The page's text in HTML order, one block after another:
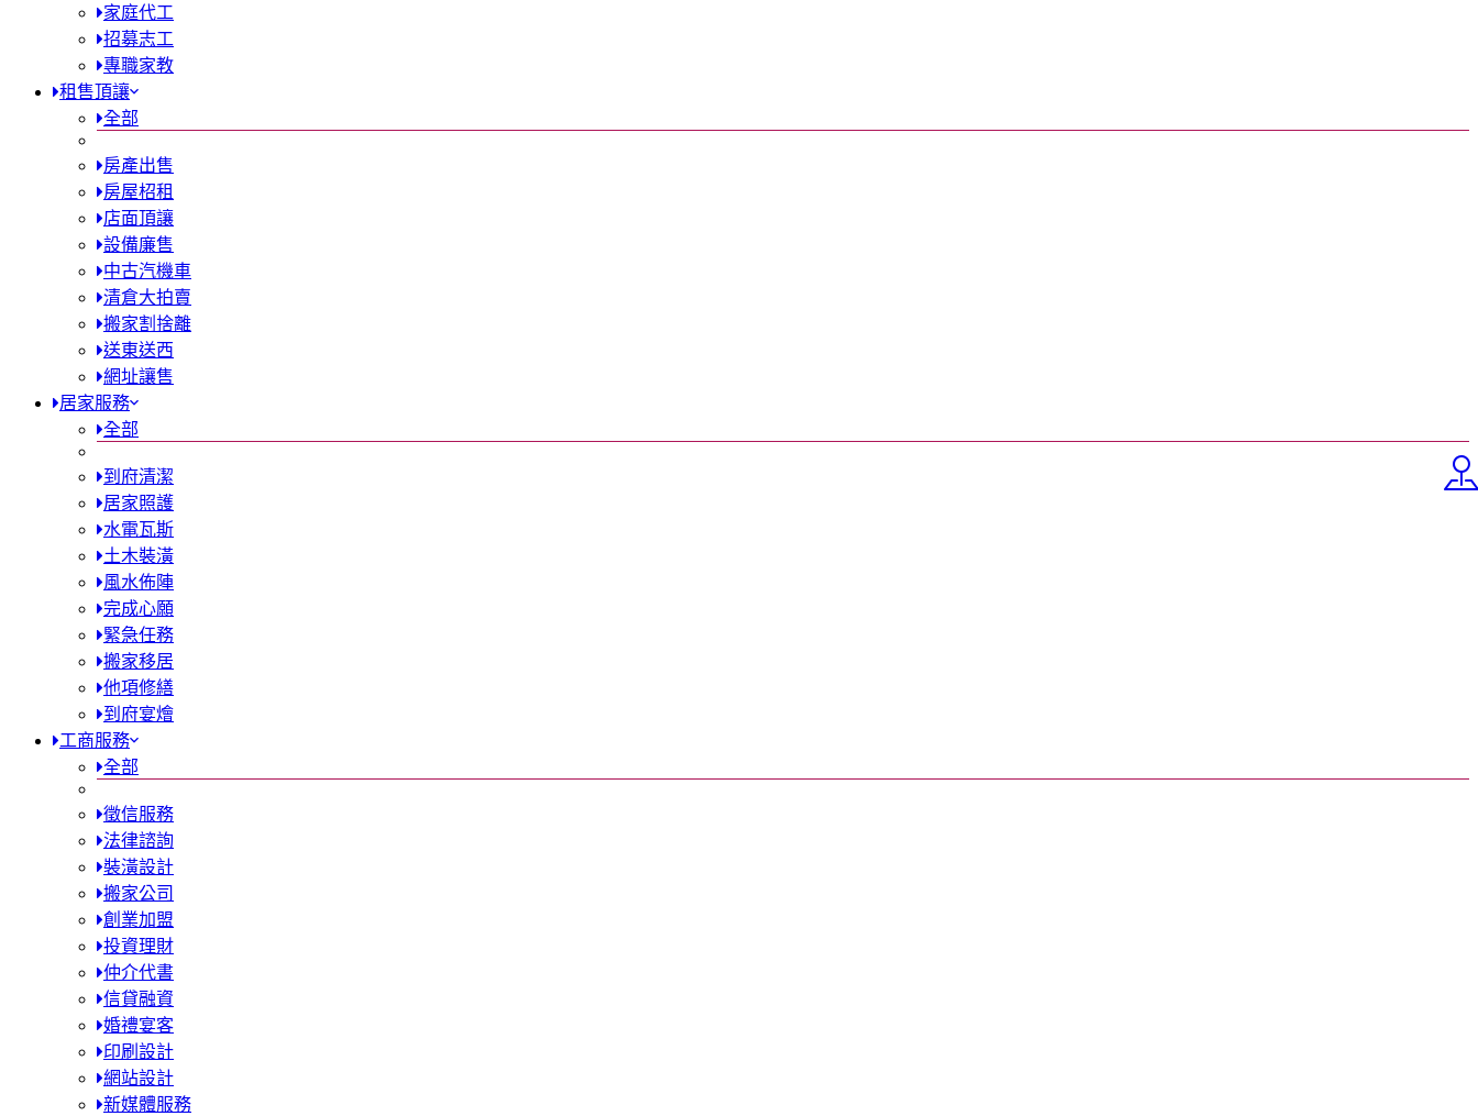
家庭代工
招募志工
專職家教
租售頂讓
全部
房產出售
房屋柖租
店面頂讓
設備廉售
中古汽機車
清倉大拍賣
搬家割捨離
送東送西
網址讓售
居家服務
全部
到府清潔
居家照護
水電瓦斯
土木裝潢
風水佈陣
完成心願
緊急任務
搬家移居
他項修繕
到府宴燴
工商服務
全部
徵信服務
法律諮詢
裝潢設計
搬家公司
創業加盟
投資理財
仲介代書
信貸融資
婚禮宴客
印刷設計
網站設計
新媒體服務